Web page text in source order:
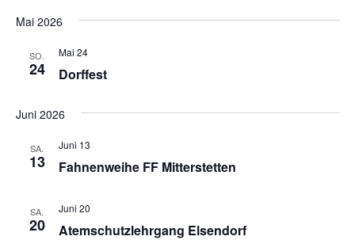
Mai 2026
SO.
24 Dorffest
Mai 24
Juni 2026
SA.
13 Fahnenweihe FF Mitterstetten
Juni 13
SA.
20 Atemschutzlehrgang Elsendorf
Juni 20